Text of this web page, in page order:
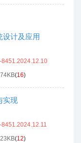
设计及应用
(16)
实现
(12)